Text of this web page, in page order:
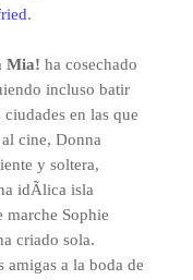
.
Mia! ha cosechado
incluso batir
en las que
cine, Donna
y soltera,
idÃ­lica isla
marche Sophie
criado sola.
amigas a la boda de